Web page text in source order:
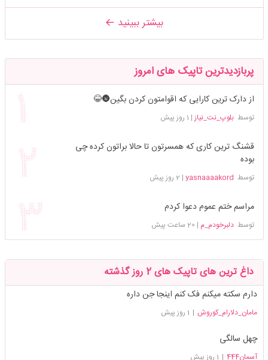
بیشتر ببینید
پربازدیدترین تاپیک های امروز
از دارک ترین کارایی که اقوامتون کردن بگین🌚😂
توسطبلوپ_نت_نیاز | 1 روز پیش
قشنگ ترین کاری که همسرتون تا حالا براتون کرده چی
بوده
توسط yasnaaaakord
| 2 روز پیش
مراسم ختم عموم دعوا کردم
توسطدلبرخودم_م | 20 ساعت پیش
داغ ترین های تاپیک های 2 روز گذشته
دارم سکته میکنم فک کنم اینجا جن داره
مامان_دلارام_کوروش | 1 روز پیش
چهل سالگی
آسمان444 | 1 روز پیش